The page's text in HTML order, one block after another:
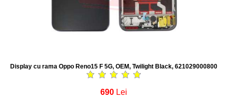
Display cu rama Oppo Reno15 F 5G, OEM, Twilight Black, 621029000800
690 Lei